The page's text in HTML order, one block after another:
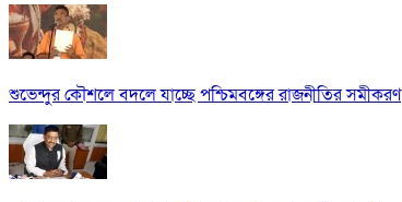
শুভেন্দুর কৌশলে বদলে যাচ্ছে পশ্চিমবঙ্গের রাজনীতির সমীকরণ